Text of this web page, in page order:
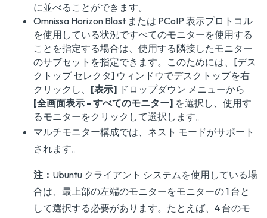
に並べることができます。
Omnissa Horizon Blast または PCoIP 表示プロトコル
を使用している状況ですべてのモニターを使用する
ことを指定する場合は、使用する隣接したモニター
のサブセットを指定できます。このためには、[デス
クトップ セレクタ] ウィンドウでデスクトップを右
クリックし、 [表示] ドロップダウン メニューから
[全画面表示 - すべてのモニター] を選択し、使用す
るモニターをクリックして選択します。
マルチモニター構成では、ネスト モードがサポート
されます。
注： Ubuntu クライアント システムを使用している場
合は、最上部の左端のモニターをモニターの 1 台と
して選択する必要があります。たとえば、4 台のモ